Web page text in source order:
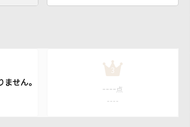
3
---- 点
----